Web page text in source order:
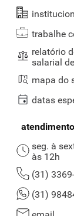
trabalhe
relatório
salarial
mapa do
datas
atendimento
seg. à
às 12h
(31)
(31)